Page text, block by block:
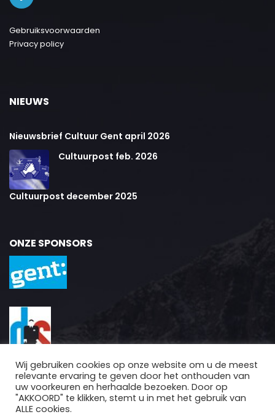
Gebruiksvoorwaarden
Privacy policy
NIEUWS
Nieuwsbrief Cultuur Gent april 2026
Cultuurpost feb. 2026
Cultuurpost december 2025
ONZE SPONSORS
Wij gebruiken cookies op onze website om u de meest
relevante ervaring te geven door het onthouden van
uw voorkeuren en herhaalde bezoeken. Door op
"AKKOORD" te klikken, stemt u in met het gebruik van
ALLE cookies.